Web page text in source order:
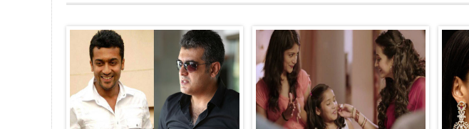
“மாணவர்கள் நடத்திய மொழிப்போரில் ஸ்டிக்கர் ஒட்டிக்கொண்டது திமுக”- பாமக
பிரவீன் சக்ரவர்த்தியின் கருத்து காங்கிரஸ் தலைமையின் கருத்து கிடையாது –
“ஜெயலலிதா அவர்களே என் ரோல் மாடல்” -பிரேமலதா விஜயகாந்த் பேட்டி
ராகுல் காந்தி கைது – தவெக தலைவர் விஜய் கண்டனம்
செத்து சாம்பல் ஆனாலும் தனித்துதான் போட்டி – சீமான்